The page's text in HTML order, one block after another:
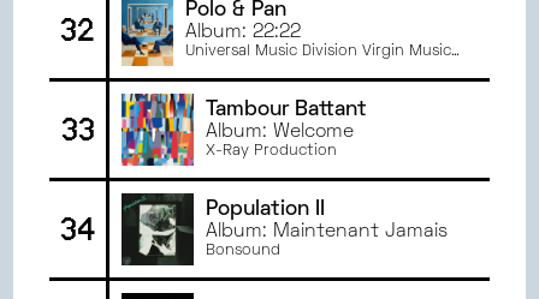
32
Polo & Pan
Album: 22:22
Universal Music Division Virgin Music
33
Tambour Battant
Album: Welcome
X-Ray Production
34
Population II
Album: Maintenant Jamais
Bonsound